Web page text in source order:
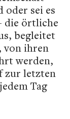
sei es
die örtliche
begleitet
von ihren
werden,
zur letzten
Tag